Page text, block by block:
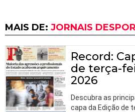
MAIS DE: JORNAIS
Record:
de terça-
2026
Descubra as
capa da Edição de